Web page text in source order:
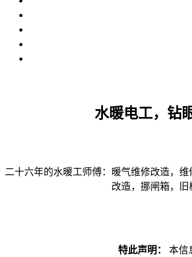
水暖电工，钻
二十六年的水暖工师傅：暖气维修改造，
改造，挪闸箱，
特此声明： 本信